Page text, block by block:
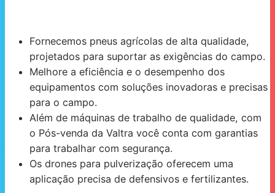
Fornecemos pneus agrícolas de alta qualidade,
projetados para suportar as exigências do campo.
Melhore a eficiência e o desempenho dos
equipamentos com soluções inovadoras e precisas
para o campo.
Além de máquinas de trabalho de qualidade, com
o Pós-venda da Valtra você conta com garantias
para trabalhar com segurança.
Os drones para pulverização oferecem uma
aplicação precisa de defensivos e fertilizantes.